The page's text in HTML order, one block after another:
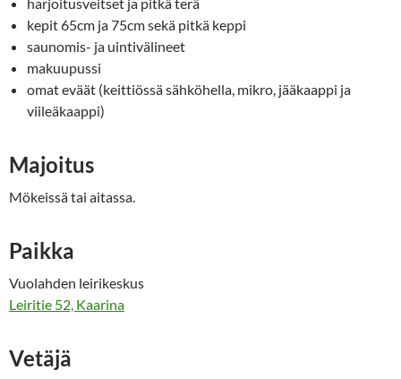
kepit 65cm ja 75cm sekä pitkä keppi
saunomis- ja uintivälineet
makuupussi
omat eväät (keittiössä sähköhella, mikro, jääkaappi ja
viileäkaappi)
Majoitus
Mökeissä tai aitassa.
Paikka
Vuolahden leirikeskus
Leiritie 52, Kaarina
Vetäjä